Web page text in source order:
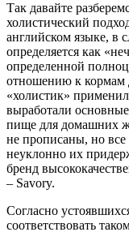
Так давайте
холистический
английском языке, в
определяется как
определенной
отношению к кормам
«холистик»
выработали
пище для домашних
не прописаны, но все
неуклонно их
бренд
– Savory.
Согласно
соответствовать